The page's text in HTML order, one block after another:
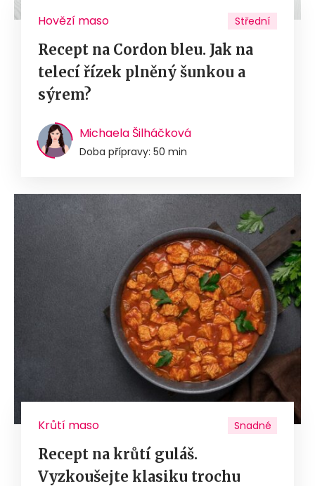
Hovězí maso Střední
Recept na Cordon bleu. Jak na
telecí řízek plněný šunkou a
sýrem?
Michaela Šilháčková
Doba přípravy: 50 min
Krůtí maso Snadné
Recept na krůtí guláš.
Vyzkoušejte klasiku trochu